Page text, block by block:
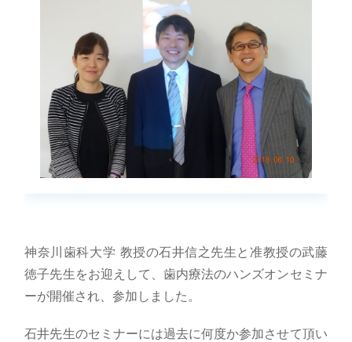
神奈川歯科大学 教授の石井信之先生と准教授の武藤
徳子先生をお迎えして、歯内療法のハンズオンセミナ
ーが開催され、参加しました。
石井先生のセミナーには過去に何度か参加させて頂い